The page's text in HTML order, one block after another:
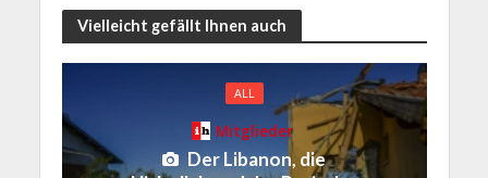
Vielleicht gefällt Ihnen auch
ALL
Mitglieder
Der Libanon, die